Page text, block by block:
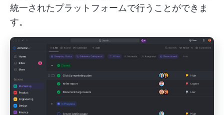
統一されたプラットフォームで行うことができま
す。